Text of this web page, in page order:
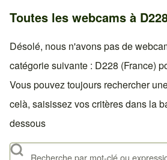
Toutes les webcams à
Désolé, nous n'avons pas de
catégorie suivante : D228 (France)
Vous pouvez toujours rechercher
celà, saisissez vos critères dans la
dessous
Rechercher